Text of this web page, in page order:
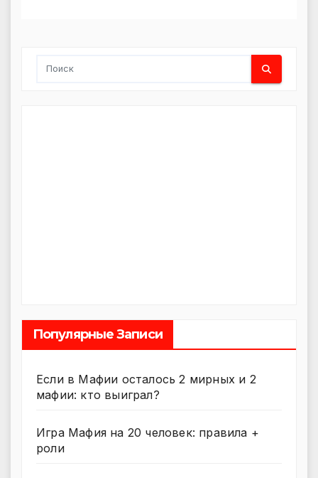
Популярные Записи
Если в Мафии осталось 2 мирных и 2
мафии: кто выиграл?
Игра Мафия на 20 человек: правила +
роли